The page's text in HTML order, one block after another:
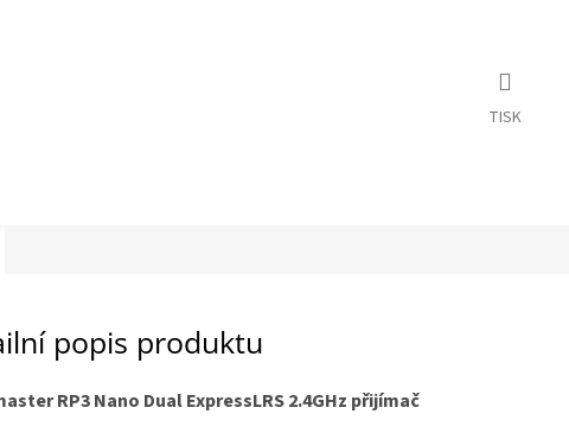
TISK
popis produktu
RP3 Nano Dual ExpressLRS 2.4GHz přijímač